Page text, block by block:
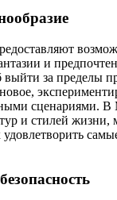
и
выйти за пределы
сценариями. В
и стилей жизни,